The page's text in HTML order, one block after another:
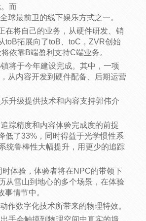
而
球最前卫的线下娱乐方式之一。
在将自己的业务，从硬件研发、销
toB拓展向了toB、toC，ZVR创始
依靠B端盈利支持C端业务。
将于今年建设完成。其中，一项
从内容开发到硬件配备、后期运营
升级提供技术和内容支持郭伟介
踪精度和内容体验完成度的前提
低了33%，同时得益于光学惯性系
统鲁棒性大幅提升，用更少的追踪
体验，体验者将在NPC的带领下
从雪山到地心的多个场景，在体验
情节中。
作数字化技术所带来的物理特效。
手会触摸到物理空间中真实的墙